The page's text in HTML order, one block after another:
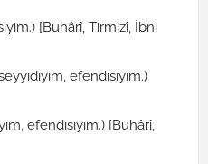
[Buhârî, Tirmizî, İbni
efendisiyim.)
efendisiyim.) [Buhârî,